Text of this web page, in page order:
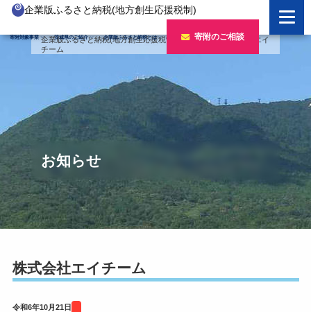
企業版ふるさと納税(地方創生応援税制)
寄附対象事業 茨城県のご紹介 企業版ふるさと納税とは 寄附のご相談
企業版ふるさと納税とは
制度の概要
企業版ふるさと納税(人材派遣型)
寄附をいただいた企業様
寄附対象事業のご紹介
新しい豊かさを推進する事業
新しい安心安全を推進する事業
新しい人財育成を推進する事業
新しい夢・希望を推進する事業
事業検索フォーム
茨城県のご紹介
茨城のポテンシャル
「新しい茨城」への4つのチャレンジ
寄附をいただいた企業様
令和7年度寄附企業一覧
令和6年度寄附企業一覧
令和5年度寄附企業一覧
令和4年度寄附企業一覧
企業版ふるさと納税(地方創生応援税制) >寄附企業>株式会社エイ
チーム
お知らせ
株式会社エイチーム
令和6年10月21日